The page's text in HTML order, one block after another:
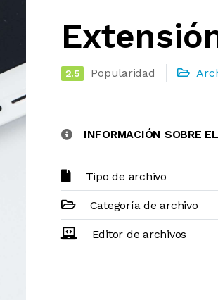
2.5 Popularidad
INFORMACIÓN SOBRE
Tipo de archivo
Categoría de archivo
Editor de archivos